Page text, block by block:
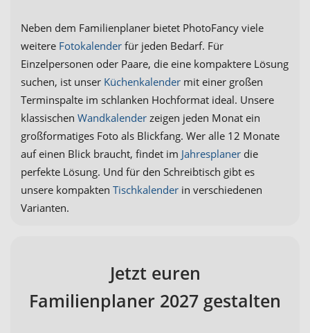
Neben dem Familienplaner bietet PhotoFancy viele
weitere Fotokalender für jeden Bedarf. Für
Einzelpersonen oder Paare, die eine kompaktere Lösung
suchen, ist unser Küchenkalender mit einer großen
Terminspalte im schlanken Hochformat ideal. Unsere
klassischen Wandkalender zeigen jeden Monat ein
großformatiges Foto als Blickfang. Wer alle 12 Monate
auf einen Blick braucht, findet im Jahresplaner die
perfekte Lösung. Und für den Schreibtisch gibt es
unsere kompakten Tischkalender in verschiedenen
Varianten.
Jetzt euren
Familienplaner 2027 gestalten